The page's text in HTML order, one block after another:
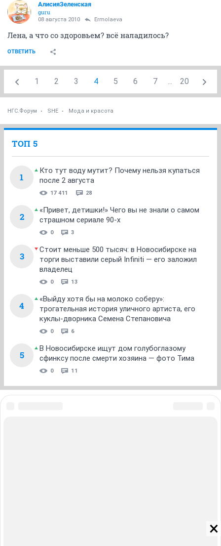
АлисияЗеленская
guru
08 августа 2010 Ermolaeva
Лена, а что со здоровьем? всё наладилось?
ОТВЕТИТЬ
1 2 3 4 5 6 7 ... 20
НГС.Форум SHE Мода и красота
ТОП 5
1
Кто тут воду мутит? Почему нельзя купаться
после 2 августа
17 411 28
2
«Привет, детишки!» Чего вы не знали о самом
страшном сериале 90-х
0 3
3
Стоит меньше 500 тысяч: в Новосибирске на
торги выставили серый Infiniti — его заложил
владелец
0 13
4
«Выйду хотя бы на молоко соберу»:
трогательная история уличного артиста, его
куклы-дворника Семена Степановича
0 6
5
В Новосибирске ищут дом голубоглазому
сфинксу после смерти хозяина — фото Тима
0 11